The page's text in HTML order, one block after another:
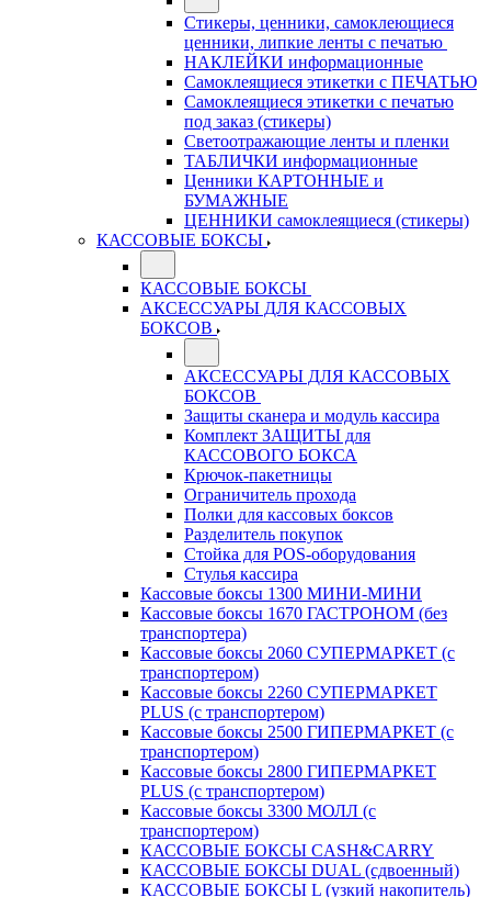
Стикеры, ценники, самоклеющиеся
ценники, липкие ленты с печатью
НАКЛЕЙКИ информационные
Самоклеящиеся этикетки с ПЕЧАТЬЮ
Самоклеящиеся этикетки с печатью
под заказ (стикеры)
Светоотражающие ленты и пленки
ТАБЛИЧКИ информационные
Ценники КАРТОННЫЕ и
БУМАЖНЫЕ
ЦЕННИКИ самоклеящиеся (стикеры)
КАССОВЫЕ БОКСЫ
КАССОВЫЕ БОКСЫ
АКСЕССУАРЫ ДЛЯ КАССОВЫХ
БОКСОВ
АКСЕССУАРЫ ДЛЯ КАССОВЫХ
БОКСОВ
Защиты сканера и модуль кассира
Комплект ЗАЩИТЫ для
КАССОВОГО БОКСА
Крючок-пакетницы
Ограничитель прохода
Полки для кассовых боксов
Разделитель покупок
Стойка для POS-оборудования
Стулья кассира
Кассовые боксы 1300 МИНИ-МИНИ
Кассовые боксы 1670 ГАСТРОНОМ (без
транспортера)
Кассовые боксы 2060 СУПЕРМАРКЕТ (с
транспортером)
Кассовые боксы 2260 СУПЕРМАРКЕТ
PLUS (с транспортером)
Кассовые боксы 2500 ГИПЕРМАРКЕТ (с
транспортером)
Кассовые боксы 2800 ГИПЕРМАРКЕТ
PLUS (с транспортером)
Кассовые боксы 3300 МОЛЛ (с
транспортером)
КАССОВЫЕ БОКСЫ CASH&CARRY
КАССОВЫЕ БОКСЫ DUAL (сдвоенный)
КАССОВЫЕ БОКСЫ L (узкий накопитель)